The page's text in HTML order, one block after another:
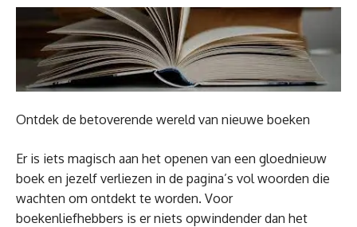
Ontdek de betoverende wereld van nieuwe boeken
Er is iets magisch aan het openen van een gloednieuw
boek en jezelf verliezen in de pagina’s vol woorden die
wachten om ontdekt te worden. Voor
boekenliefhebbers is er niets opwindender dan het